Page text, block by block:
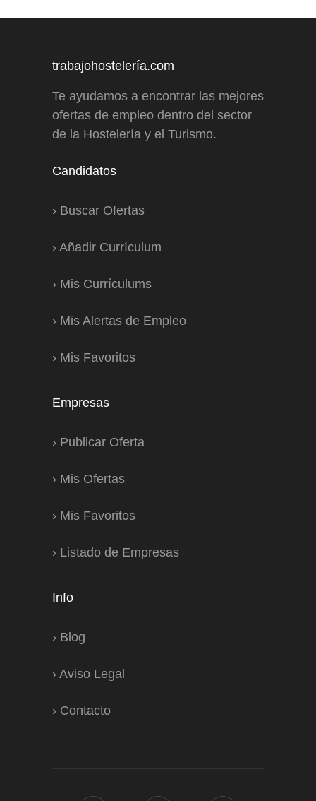
trabajohostelería.com
Te ayudamos a encontrar las mejores
ofertas de empleo dentro del sector
de la Hostelería y el Turismo.
Candidatos
› Buscar Ofertas
› Añadir Currículum
› Mis Currículums
› Mis Alertas de Empleo
› Mis Favoritos
Empresas
› Publicar Oferta
› Mis Ofertas
› Mis Favoritos
› Listado de Empresas
Info
› Blog
› Aviso Legal
› Contacto